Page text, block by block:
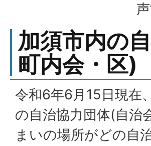
加須市内の
町内会・区)
令和6年6月15日現在
の自治協力団体(自治
まいの場所がどの自